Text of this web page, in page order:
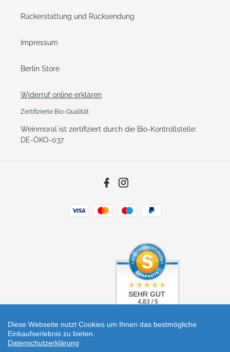
Rückerstattung und Rücksendung
Impressum
Berlin Store
Widerruf online erklären
Zertifizierte Bio-Qualität
Weinmoral ist zertifiziert durch die Bio-Kontrollstelle:
DE-ÖKO-037
Facebook
Zahlungsarten
SEHR GUT
4.83 / 5
bei: shopvote.de
SEHR GUT
4.83 / 5
bei: shopvote.de
Diese Webseite nutzt Cookies um Ihnen das bestmögliche
Einkaufserlebnis zu bieten.
Datenschutzerklärung